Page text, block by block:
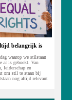
belangrijk is
waarop we stilstaan
al is geboekt. Van
leiderschap en
om stil te staan bij
nog altijd relevant